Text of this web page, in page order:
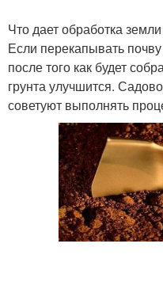
Что дает обработка
Если перекапывать
после того как будет
грунта улучшится.
советуют выполнять